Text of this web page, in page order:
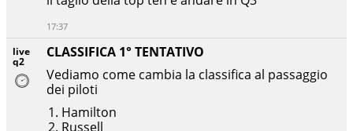
live
q2
CLASSIFICA 1° TENTATIVO
Vediamo come cambia la classifica al passaggio
dei piloti
Hamilton
Russell
17:37